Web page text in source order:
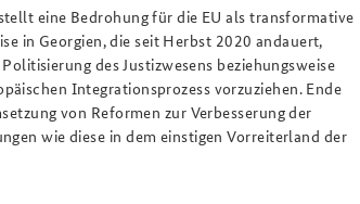
eine Bedrohung für die EU als transformative
in Georgien, die seit Herbst 2020 andauert,
des Justizwesens beziehungsweise
Integrationsprozess vorzuziehen. Ende
von Reformen zur Verbesserung der
wie diese in dem einstigen Vorreiterland der